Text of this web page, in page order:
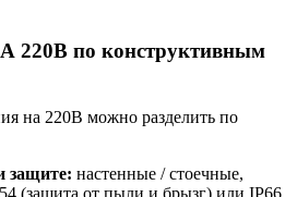
220В по конструктивным
на 220В можно разделить по
защите: настенные / стоечные,
(защита от пыли и брызг) или IP66